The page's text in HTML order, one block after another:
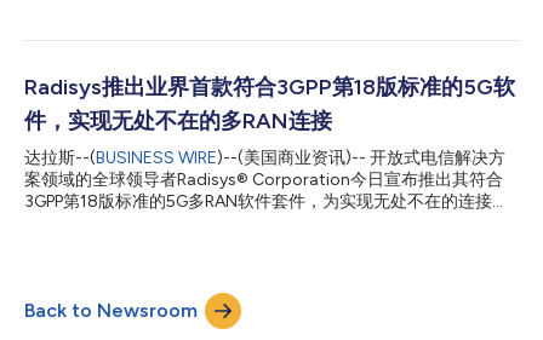
分市场所需的先进特性来满足高性能/高容量用例的需求，包括移
家庭网络。搭载于Qualcomm Dragonwing™ FSM100平台上的
Radisys Connect RAN软件已在全球范围内针对多种用例进行了部
署。 Radisys的Connect RAN 5G解决方案提供了一套全面的特性
集，可与广泛的生态系统实现完全互操作，并提供强大的可管理性
支持，使客户能够以较低的运营和资本支出以及较快的上市速度在
多个垂直行业中部署小基站。 亮点 Radisys在Dragonwing
FSM100和FSM200平台的毫米波无线接入网(RAN)领域持续保持
Radisys推出业界首款符合3GPP第18版标准的5G软
件，实现无处不在的多RAN连接
达拉斯--(BUSINESS WIRE)--(美国商业资讯)-- 开放式电信解决方
案领域的全球领导者Radisys® Corporation今日宣布推出其符合
3GPP第18版标准的5G多RAN软件套件，为实现无处不在的连接性
并且与第17版完全向后兼容，涵盖了降低能力(RedCap)及其他先
进特性，支持从小型基站和专用网络到固定无线接入(FWA)以及基
于卫星的NTN连接等广泛的部署场景。 关键能力 通用5G接入——
Back to Newsroom